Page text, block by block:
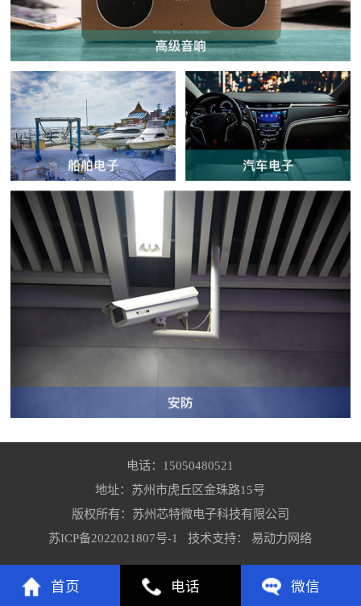
电话：15050480521
地址：苏州市虎丘区金珠路15号
版权所有：苏州芯特微电子科技有限公司
苏ICP备2022021807号-1
技术支持： 易动力网络
首页 电话 微信